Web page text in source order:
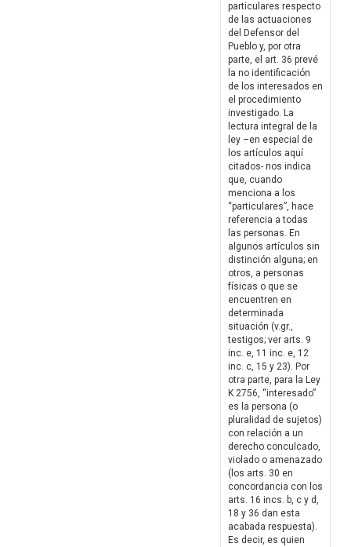
particulares respecto
de las actuaciones
del Defensor del
Pueblo y, por otra
parte, el art. 36 prevé
la no identificación
de los interesados en
el procedimiento
investigado. La
lectura integral de la
ley –en especial de
los artículos aquí
citados- nos indica
que, cuando
menciona a los
“particulares”, hace
referencia a todas
las personas. En
algunos artículos sin
distinción alguna; en
otros, a personas
físicas o que se
encuentren en
determinada
situación (v.gr.,
testigos; ver arts. 9
inc. e, 11 inc. e, 12
inc. c, 15 y 23). Por
otra parte, para la Ley
K 2756, “interesado”
es la persona (o
pluralidad de sujetos)
con relación a un
derecho conculcado,
violado o amenazado
(los arts. 30 en
concordancia con los
arts. 16 incs. b, c y d,
18 y 36 dan esta
acabada respuesta).
Es decir, es quien